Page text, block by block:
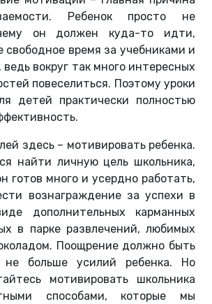
Ребенок просто не
он должен куда-то идти,
свободное время за учебниками и
вокруг так много интересных
повеселиться. Поэтому уроки
детей практически полностью
здесь – мотивировать ребенка.
найти личную цель школьника,
готов много и усердно работать,
вознаграждение за успехи в
дополнительных карманных
в парке развлечений, любимых
Поощрение должно быть
больше усилий ребенка. Но
мотивировать школьника
способами, которые мы